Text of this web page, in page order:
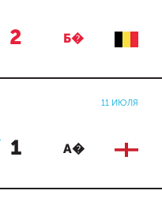
2 Б�
11 ИЮЛЯ
1 А�